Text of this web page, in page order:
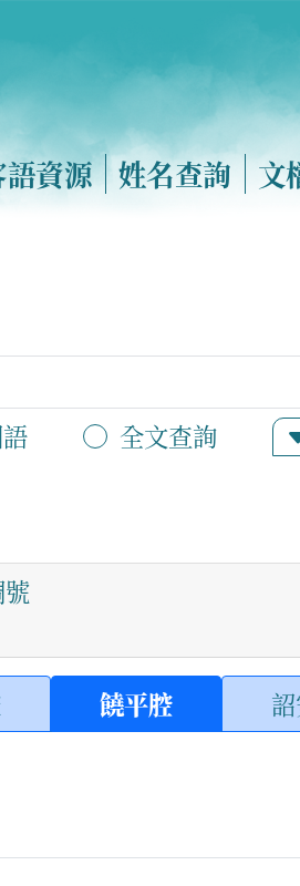
語資源 姓名查詢 文
全文查詢
饒平腔